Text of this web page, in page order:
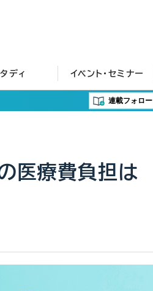
ディ イベント・セミナー
連載フォロー
医療費負担は